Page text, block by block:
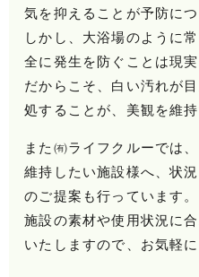
気を抑えることが予防につ
しかし、大浴場のように
全に発生を防ぐことは現
だからこそ、白い汚れが
処することが、美観を維
また㈲ライフクルーでは
維持したい施設様へ、状
のご提案も行っています。
施設の素材や使用状況に
いたしますので、お気軽